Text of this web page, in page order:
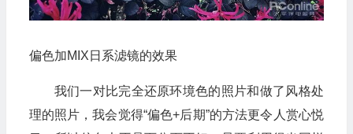
偏色加MIX日系滤镜的效果
我们一对比完全还原环境色的照片和做了风格处
理的照片，我会觉得“偏色+后期”的方法更令人赏心悦